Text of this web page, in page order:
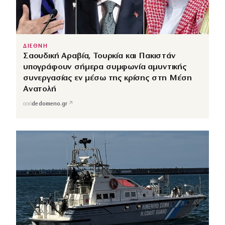
ΔΙΕΘΝΗ
Σαουδική Αραβία, Τουρκία και Πακιστάν
υπογράφουν σήμερα συμφωνία αμυντικής
συνεργασίας εν μέσω της κρίσης στη Μέση
Ανατολή
απόdedomeno.gr ↗